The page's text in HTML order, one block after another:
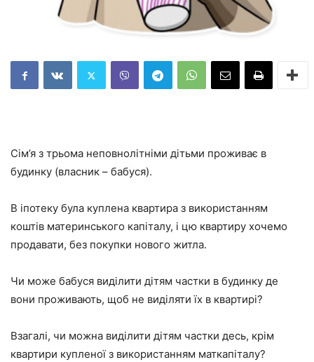
Сім’я з трьома неповнолітніми дітьми проживає в
будинку (власник – бабуся).
В іпотеку була куплена квартира з використанням
коштів материнського капіталу, і цю квартиру хочемо
продавати, без покупки нового житла.
Чи може бабуся виділити дітям частки в будинку де
вони проживають, щоб не виділяти їх в квартирі?
Взагалі, чи можна виділити дітям частки десь, крім
квартири купленої з використанням маткапіталу?